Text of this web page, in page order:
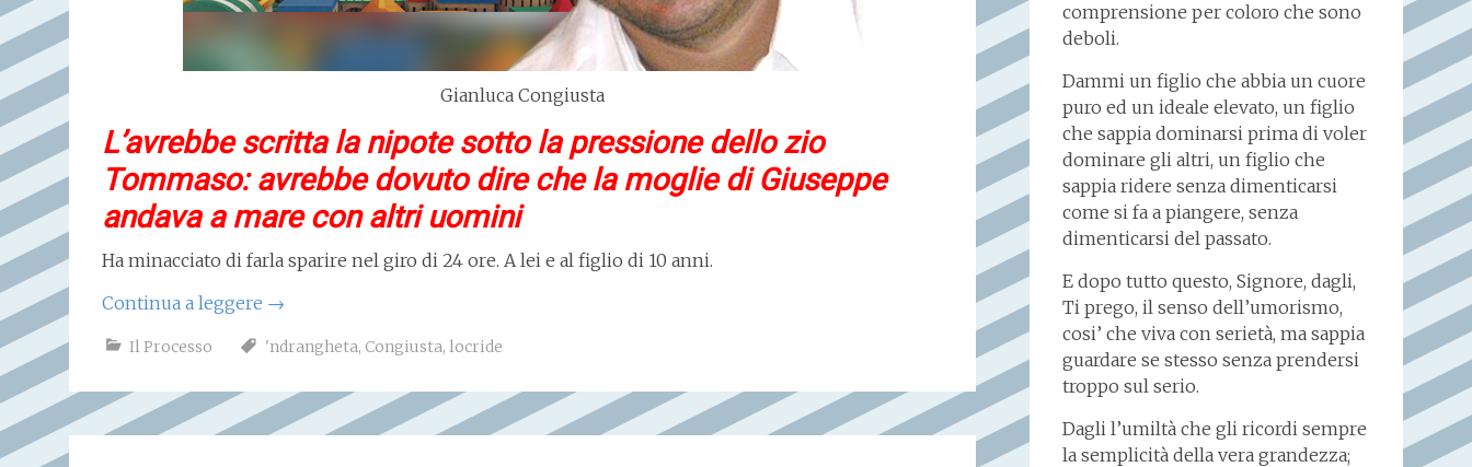
Gianluca Congiusta
L’avrebbe scritta la nipote sotto la pressione dello zio
Tommaso: avrebbe dovuto dire che la moglie di Giuseppe
andava a mare con altri uomini
Ha minacciato di farla sparire nel giro di 24 ore. A lei e al figlio di 10 anni.
Continua a leggere →
Il Processo 'ndrangheta, Congiusta, locride
comprensione per coloro che sono
deboli.
Dammi un figlio che abbia un cuore
puro ed un ideale elevato, un figlio
che sappia dominarsi prima di voler
dominare gli altri, un figlio che
sappia ridere senza dimenticarsi
come si fa a piangere, senza
dimenticarsi del passato.
E dopo tutto questo, Signore, dagli,
Ti prego, il senso dell’umorismo,
cosi’ che viva con serietà, ma sappia
guardare se stesso senza prendersi
troppo sul serio.
Dagli l’umiltà che gli ricordi sempre
la semplicità della vera grandezza;